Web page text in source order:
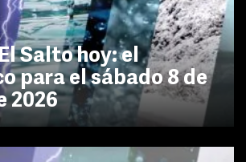
Salto hoy: el
para el sábado 8 de
2026